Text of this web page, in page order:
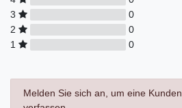
3
0
2
0
1
0
Melden Sie sich an, um eine